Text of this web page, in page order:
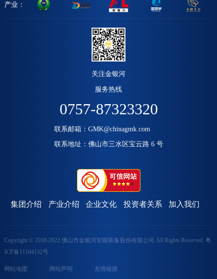
产业：
集团介绍 产业介绍 企业文化 投资者关系 加入我们
Copyright © 2018-2022 佛山市金银河智能装备股份有限公司 All Rights Reserved. 粤
ICP备11104132号
网站地图 · 网站声明 · 友情链接
关注金银河
服务热线
0757-87323320
联系邮箱：GMK@chinagmk.com
联系地址：佛山市三水区宝云路 6 号